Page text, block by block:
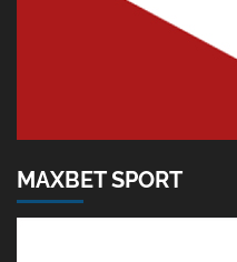
MAXBET SPORT